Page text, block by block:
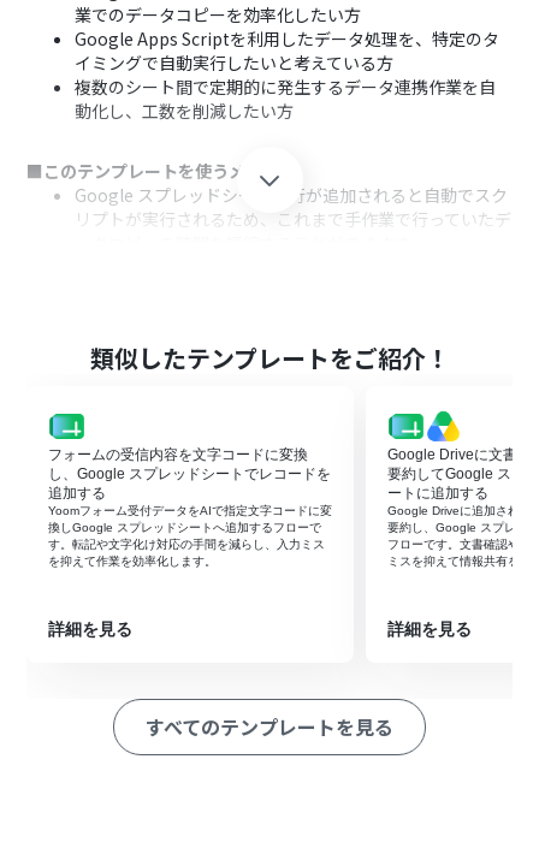
業でのデータコピーを効率化したい方
Google Apps Scriptを利用したデータ処理を、特定のタ
イミングで自動実行したいと考えている方
複数のシート間で定期的に発生するデータ連携作業を自
動化し、工数を削減したい方
■このテンプレートを使うメリット
Google スプレッドシートに行が追加されると自動でスク
リプトが実行されるため、これまで手作業で行っていたデ
■フローボットの流れ
ScriptをYoomと連携します
次に、トリガーでGoogle スプレッドシートを選択し、
「行が追加されたら」というアクションを設定します
最後に、オペレーションでGoogle Apps Scriptの「スク
リプトを実行」アクションを設定し、実行したいスクリプ
トを選択します
ション
Google スプレッドシートのトリガー設定では、行の追加
を監視したい対象のスプレッドシートIDとシート（タ
ブ）名を任意で設定してください。
類似したテンプレートをご紹介！
フォームの受信内容を文字コードに変換
し、Google スプレッドシートでレコードを
追加する
Yoomフォーム受付データをAIで指定文字コードに変
換しGoogle スプレッドシートへ追加するフローで
す。転記や文字化け対応の手間を減らし、入力ミス
を抑えて作業を効率化します。
詳細を見る
Google Driveに文書が
要約してGoogle スプ
ートに追加する
Google Driveに追加された
要約し、Google スプレッ
フローです。文書確認や転
ミスを抑えて情報共有を早
詳細を見る
すべてのテンプレートを見る